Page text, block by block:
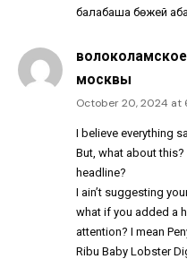
балабақша бөжей
москвы
October 20, 2024 at
I believe everything
But, what about
headline?
I ain’t suggesting
what if you added a
attention? I mean
Ribu Baby Lobster